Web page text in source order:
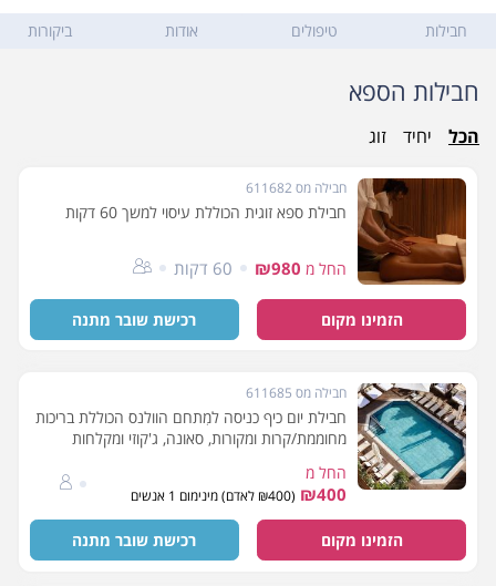
חבילות טיפולים אודות ביקורות
חבילות הספא
הכל יחיד זוג
חבילה מס 611682
חבילת ספא זוגית הכוללת עיסוי למשך 60 דקות
החל מ ₪980 60 דקות
הזמינו מקום רכישת שובר מתנה
חבילה מס 611685
חבילת יום כיף כניסה למִתחם הוולנס הכוללת בריכות
מחוממת/קרות ומקורות, סאונה, ג'קוזי ומקלחות
החל מ
₪400 (₪400 לאדם) מינימום 1 אנשים
הזמינו מקום רכישת שובר מתנה